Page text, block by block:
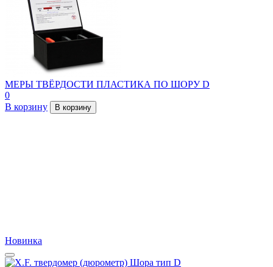
МЕРЫ ТВЁРДОСТИ ПЛАСТИКА ПО ШОРУ D
0
В корзину
В корзину
Новинка